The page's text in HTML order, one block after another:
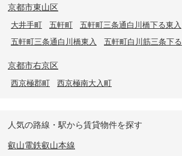
京都市東山区
大井手町 五軒町
五軒町三条通白川橋下る東入
五軒町三条通白川橋東入
五軒町白川筋三条下る
京都市右京区
西京極郡町 西京極南大入町
人気の路線・駅から賃貸物件を探す
叡山電鉄叡山本線